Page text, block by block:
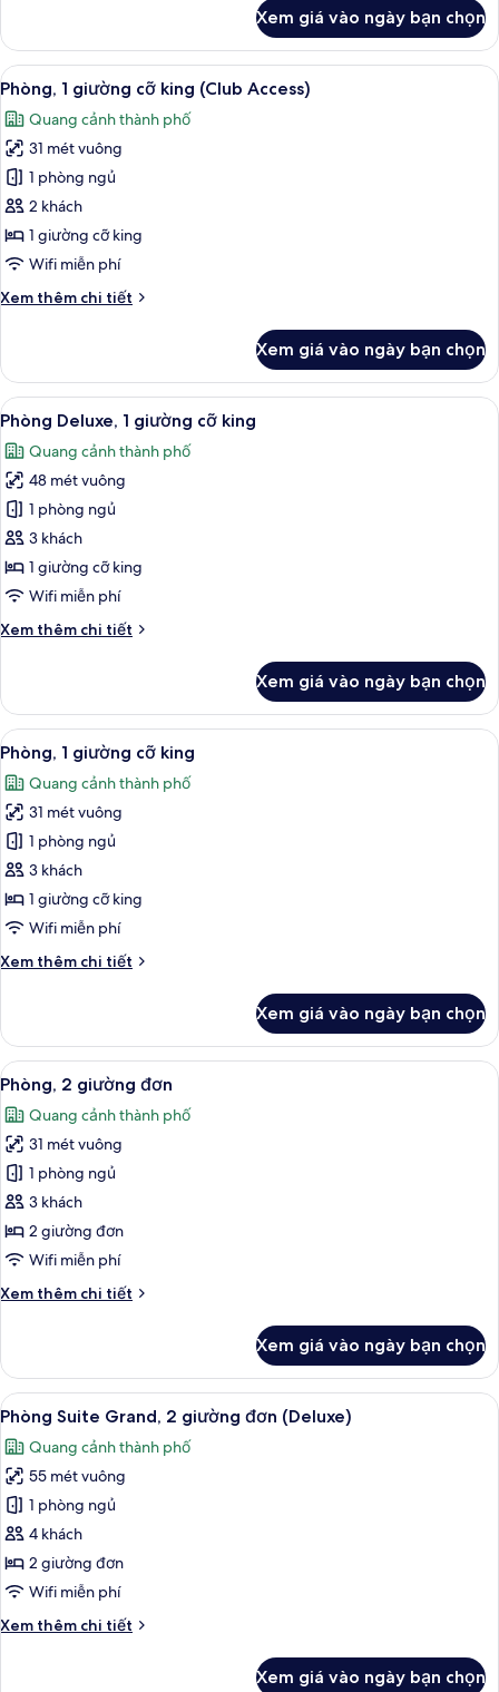
Phòng
Xem giá vào ngày bạn chọn
Xem
tất
cả
ảnh
Phòng,
1
giường
cỡ
(Club
Phòng, 1 giường cỡ king (Club
6
Phòng, 1 giường cỡ king (Club Access)
Quang cảnh thành phố
31 mét vuông
1 phòng ngủ
2 khách
1 giường cỡ king
Wifi miễn phí
Xem thêm chi tiết
Chi
Phòng,
giường
king
(Club
Access)
Xem giá vào ngày bạn chọn
Xem
tất
cả
ảnh
Phòng
Deluxe,
1
giường
king
Bộ đồ giường cao cấp, chăn bông,
7
Phòng Deluxe, 1 giường cỡ king
Quang cảnh thành phố
48 mét vuông
1 phòng ngủ
3 khách
1 giường cỡ king
Wifi miễn phí
Xem thêm chi tiết
Chi
Phòng
Deluxe,
1
giường
cỡ
king
Xem giá vào ngày bạn chọn
Xem
tất
cả
ảnh
Phòng,
1
giường
cỡ
Bộ đồ giường cao cấp, chăn bông,
5
Phòng, 1 giường cỡ king
Quang cảnh thành phố
31 mét vuông
1 phòng ngủ
3 khách
1 giường cỡ king
Wifi miễn phí
Xem thêm chi tiết
Chi
Phòng,
giường
king
Xem giá vào ngày bạn chọn
Xem
tất
cả
ảnh
Phòng,
2
giường
đơn
Phòng, 2 giường đơn | Bộ đồ
6
Phòng, 2 giường đơn
Quang cảnh thành phố
31 mét vuông
1 phòng ngủ
3 khách
2 giường đơn
Wifi miễn phí
Xem thêm chi tiết
Chi
Phòng,
giường
Xem giá vào ngày bạn chọn
Xem
tất
cả
ảnh
Phòng
Suite
Grand,
2
đơn
Phòng Suite Grand, 2 giường đơn
5
Phòng Suite Grand, 2 giường đơn (Deluxe)
Quang cảnh thành phố
55 mét vuông
1 phòng ngủ
4 khách
2 giường đơn
Wifi miễn phí
Xem thêm chi tiết
Chi
Xem giá vào ngày bạn chọn